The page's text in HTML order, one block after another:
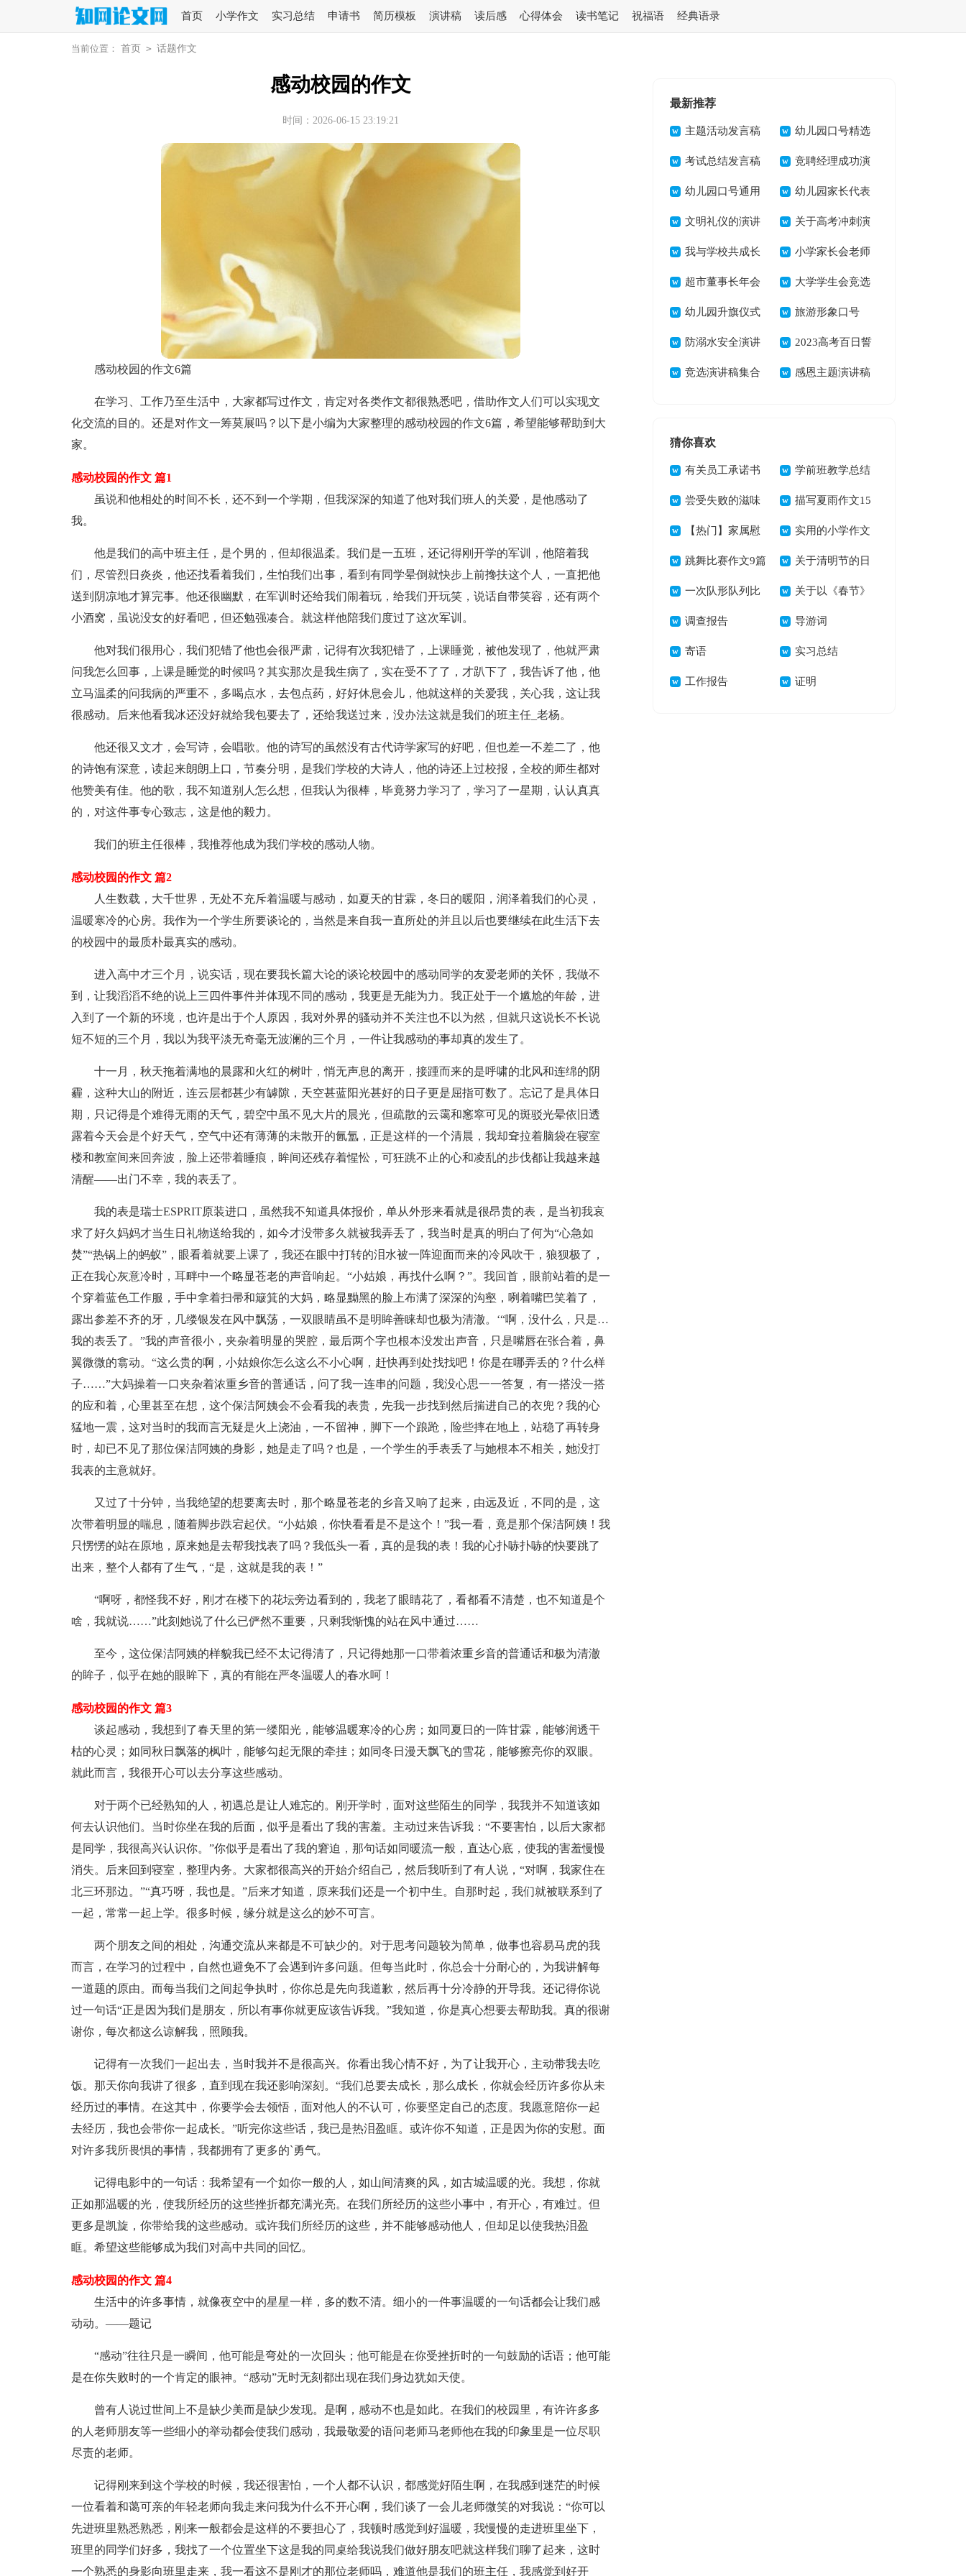
首页 小学作文 实习总结 申请书 简历模板 演讲稿 读后感 心得体会 读书笔记 祝福语 经典语录
当前位置： 首页 > 话题作文
感动校园的作文
时间：2026-06-15 23:19:21
感动校园的作文6篇
在学习、工作乃至生活中，大家都写过作文，肯定对各类作文都很熟悉吧，借助作文人们可以实现文
化交流的目的。还是对作文一筹莫展吗？以下是小编为大家整理的感动校园的作文6篇，希望能够帮助到大
家。
感动校园的作文 篇1
虽说和他相处的时间不长，还不到一个学期，但我深深的知道了他对我们班人的关爱，是他感动了
我。
他是我们的高中班主任，是个男的，但却很温柔。我们是一五班，还记得刚开学的军训，他陪着我
们，尽管烈日炎炎，他还找看着我们，生怕我们出事，看到有同学晕倒就快步上前搀扶这个人，一直把他
送到阴凉地才算完事。他还很幽默，在军训时还给我们闹着玩，给我们开玩笑，说话自带笑容，还有两个
小酒窝，虽说没女的好看吧，但还勉强凑合。就这样他陪我们度过了这次军训。
他对我们很用心，我们犯错了他也会很严肃，记得有次我犯错了，上课睡觉，被他发现了，他就严肃
问我怎么回事，上课是睡觉的时候吗？其实那次是我生病了，实在受不了了，才趴下了，我告诉了他，他
立马温柔的问我病的严重不，多喝点水，去包点药，好好休息会儿，他就这样的关爱我，关心我，这让我
很感动。后来他看我冰还没好就给我包要去了，还给我送过来，没办法这就是我们的班主任_老杨。
他还很又文才，会写诗，会唱歌。他的诗写的虽然没有古代诗学家写的好吧，但也差一不差二了，他
的诗饱有深意，读起来朗朗上口，节奏分明，是我们学校的大诗人，他的诗还上过校报，全校的师生都对
他赞美有佳。他的歌，我不知道别人怎么想，但我认为很棒，毕竟努力学习了，学习了一星期，认认真真
的，对这件事专心致志，这是他的毅力。
我们的班主任很棒，我推荐他成为我们学校的感动人物。
感动校园的作文 篇2
人生数载，大千世界，无处不充斥着温暖与感动，如夏天的甘霖，冬日的暖阳，润泽着我们的心灵，
温暖寒冷的心房。我作为一个学生所要谈论的，当然是来自我一直所处的并且以后也要继续在此生活下去
的校园中的最质朴最真实的感动。
进入高中才三个月，说实话，现在要我长篇大论的谈论校园中的感动同学的友爱老师的关怀，我做不
到，让我滔滔不绝的说上三四件事件并体现不同的感动，我更是无能为力。我正处于一个尴尬的年龄，进
入到了一个新的环境，也许是出于个人原因，我对外界的骚动并不关注也不以为然，但就只这说长不长说
短不短的三个月，我以为我平淡无奇毫无波澜的三个月，一件让我感动的事却真的发生了。
十一月，秋天拖着满地的晨露和火红的树叶，悄无声息的离开，接踵而来的是呼啸的北风和连绵的阴
霾，这种大山的附近，连云层都甚少有罅隙，天空甚蓝阳光甚好的日子更是屈指可数了。忘记了是具体日
期，只记得是个难得无雨的天气，碧空中虽不见大片的晨光，但疏散的云霭和窸窣可见的斑驳光晕依旧透
露着今天会是个好天气，空气中还有薄薄的未散开的氤氲，正是这样的一个清晨，我却耷拉着脑袋在寝室
楼和教室间来回奔波，脸上还带着睡痕，眸间还残存着惺忪，可狂跳不止的心和凌乱的步伐都让我越来越
清醒——出门不幸，我的表丢了。
我的表是瑞士ESPRIT原装进口，虽然我不知道具体报价，单从外形来看就是很昂贵的表，是当初我哀
求了好久妈妈才当生日礼物送给我的，如今才没带多久就被我弄丢了，我当时是真的明白了何为“心急如
焚”“热锅上的蚂蚁”，眼看着就要上课了，我还在眼中打转的泪水被一阵迎面而来的冷风吹干，狼狈极了，
正在我心灰意冷时，耳畔中一个略显苍老的声音响起。“小姑娘，再找什么啊？”。我回首，眼前站着的是一
个穿着蓝色工作服，手中拿着扫帚和簸箕的大妈，略显黝黑的脸上布满了深深的沟壑，咧着嘴巴笑着了，
露出参差不齐的牙，几缕银发在风中飘荡，一双眼睛虽不是明眸善睐却也极为清澈。‘“啊，没什么，只是…
我的表丢了。”我的声音很小，夹杂着明显的哭腔，最后两个字也根本没发出声音，只是嘴唇在张合着，鼻
翼微微的翕动。“这么贵的啊，小姑娘你怎么这么不小心啊，赶快再到处找找吧！你是在哪弄丢的？什么样
子……”大妈操着一口夹杂着浓重乡音的普通话，问了我一连串的问题，我没心思一一答复，有一搭没一搭
的应和着，心里甚至在想，这个保洁阿姨会不会看我的表贵，先我一步找到然后揣进自己的衣兜？我的心
猛地一震，这对当时的我而言无疑是火上浇油，一不留神，脚下一个踉跄，险些摔在地上，站稳了再转身
时，却已不见了那位保洁阿姨的身影，她是走了吗？也是，一个学生的手表丢了与她根本不相关，她没打
我表的主意就好。
又过了十分钟，当我绝望的想要离去时，那个略显苍老的乡音又响了起来，由远及近，不同的是，这
次带着明显的喘息，随着脚步跌宕起伏。“小姑娘，你快看看是不是这个！”我一看，竟是那个保洁阿姨！我
只愣愣的站在原地，原来她是去帮我找表了吗？我低头一看，真的是我的表！我的心扑哧扑哧的快要跳了
出来，整个人都有了生气，“是，这就是我的表！”
“啊呀，都怪我不好，刚才在楼下的花坛旁边看到的，我老了眼睛花了，看都看不清楚，也不知道是个
啥，我就说……”此刻她说了什么已俨然不重要，只剩我惭愧的站在风中通过……
至今，这位保洁阿姨的样貌我已经不太记得清了，只记得她那一口带着浓重乡音的普通话和极为清澈
的眸子，似乎在她的眼眸下，真的有能在严冬温暖人的春水呵！
感动校园的作文 篇3
谈起感动，我想到了春天里的第一缕阳光，能够温暖寒冷的心房；如同夏日的一阵甘霖，能够润透干
枯的心灵；如同秋日飘落的枫叶，能够勾起无限的牵挂；如同冬日漫天飘飞的雪花，能够擦亮你的双眼。
就此而言，我很开心可以去分享这些感动。
对于两个已经熟知的人，初遇总是让人难忘的。刚开学时，面对这些陌生的同学，我我并不知道该如
何去认识他们。当时你坐在我的后面，似乎是看出了我的害羞。主动过来告诉我：“不要害怕，以后大家都
是同学，我很高兴认识你。”你似乎是看出了我的窘迫，那句话如同暖流一般，直达心底，使我的害羞慢慢
消失。后来回到寝室，整理内务。大家都很高兴的开始介绍自己，然后我听到了有人说，“对啊，我家住在
北三环那边。”“真巧呀，我也是。”后来才知道，原来我们还是一个初中生。自那时起，我们就被联系到了
一起，常常一起上学。很多时候，缘分就是这么的妙不可言。
两个朋友之间的相处，沟通交流从来都是不可缺少的。对于思考问题较为简单，做事也容易马虎的我
而言，在学习的过程中，自然也避免不了会遇到许多问题。但每当此时，你总会十分耐心的，为我讲解每
一道题的原由。而每当我们之间起争执时，你你总是先向我道歉，然后再十分冷静的开导我。还记得你说
过一句话“正是因为我们是朋友，所以有事你就更应该告诉我。”我知道，你是真心想要去帮助我。真的很谢
谢你，每次都这么谅解我，照顾我。
记得有一次我们一起出去，当时我并不是很高兴。你看出我心情不好，为了让我开心，主动带我去吃
饭。那天你向我讲了很多，直到现在我还影响深刻。“我们总要去成长，那么成长，你就会经历许多你从未
经历过的事情。在这其中，你要学会去领悟，面对他人的不认可，你要坚定自己的态度。我愿意陪你一起
去经历，我也会带你一起成长。”听完你这些话，我已是热泪盈眶。或许你不知道，正是因为你的安慰。面
对许多我所畏惧的事情，我都拥有了更多的`勇气。
记得电影中的一句话：我希望有一个如你一般的人，如山间清爽的风，如古城温暖的光。我想，你就
正如那温暖的光，使我所经历的这些挫折都充满光亮。在我们所经历的这些小事中，有开心，有难过。但
更多是凯旋，你带给我的这些感动。或许我们所经历的这些，并不能够感动他人，但却足以使我热泪盈
眶。希望这些能够成为我们对高中共同的回忆。
感动校园的作文 篇4
生活中的许多事情，就像夜空中的星星一样，多的数不清。细小的一件事温暖的一句话都会让我们感
动动。——题记
“感动”往往只是一瞬间，他可能是弯处的一次回头；他可能是在你受挫折时的一句鼓励的话语；他可能
是在你失败时的一个肯定的眼神。“感动”无时无刻都出现在我们身边犹如天使。
曾有人说过世间上不是缺少美而是缺少发现。是啊，感动不也是如此。在我们的校园里，有许许多多
的人老师朋友等一些细小的举动都会使我们感动，我最敬爱的语问老师马老师他在我的印象里是一位尽职
尽责的老师。
记得刚来到这个学校的时候，我还很害怕，一个人都不认识，都感觉好陌生啊，在我感到迷茫的时候
一位看着和蔼可亲的年轻老师向我走来问我为什么不开心啊，我们谈了一会儿老师微笑的对我说：“你可以
先进班里熟悉熟悉，刚来一般都会是这样的不要担心了，我顿时感觉到好温暖，我慢慢的走进班里坐下，
班里的同学们好多，我找了一个位置坐下这是我的同桌给我说我们做好朋友吧就这样我们聊了起来，这时
一个熟悉的身影向班里走来，我一看这不是刚才的那位老师吗，难道他是我们的班主任，我感觉到好开
最新推荐
主题活动发言稿 幼儿园口号精选
15篇
考试总结发言稿 竞聘经理成功演
讲稿
幼儿园口号通用
15篇
幼儿园家长代表
发言稿15篇
文明礼仪的演讲
稿(15篇)
关于高考冲刺演
讲稿范文集锦7篇
我与学校共成长
演讲稿
小学家长会老师
发言稿
超市董事长年会
致辞
大学学生会竞选
演讲稿15篇
幼儿园升旗仪式
发言稿
旅游形象口号
防溺水安全演讲
稿(通用15篇)
2023高考百日誓
师大会校长发言稿
竞选演讲稿集合 感恩主题演讲稿
猜你喜欢
有关员工承诺书
模板合集6篇
学前班教学总结
尝受失败的滋味
550字作文
描写夏雨作文15
篇
【热门】家属慰
问信3篇
实用的小学作文
700字汇总7篇
跳舞比赛作文9篇 关于清明节的日
记
一次队形队列比
赛作文
关于以《春节》
的作文600字锦集8
篇
调查报告 导游词
寄语 实习总结
工作报告 证明